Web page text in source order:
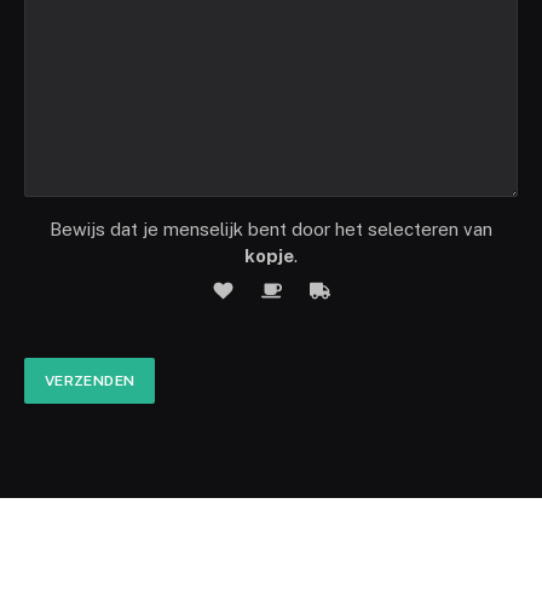
Bewijs dat je menselijk bent door het selecteren van
kopje.